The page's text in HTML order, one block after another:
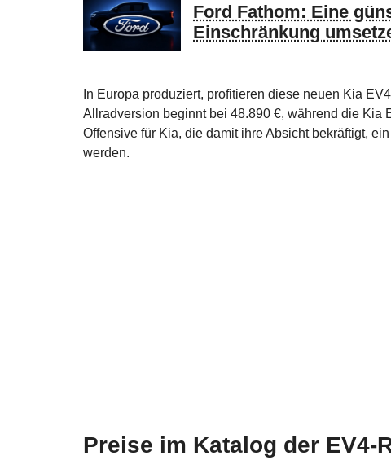
Ford Fathom: Eine
Einschränkung
In Europa produziert, profitieren diese neuen Kia
Allradversion beginnt bei 48.890 €, während die Kia
Offensive für Kia, die damit ihre Absicht bekräftigt,
werden.
Preise im Katalog der EV4-